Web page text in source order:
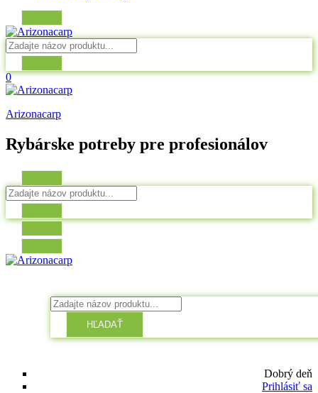
0
Arizonacarp
Rybárske potreby pre profesionálov
HĽADAŤ
Dobrý deň
Prihlásiť sa